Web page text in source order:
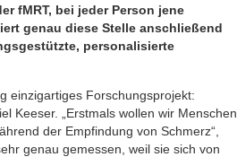
fMRT, bei jeder Person jene
genau diese Stelle anschließend
personalisierte
einzigartiges Forschungsprojekt:
Keeser. „Erstmals wollen wir Menschen
der Empfindung von Schmerz“,
genau gemessen, weil sie sich von